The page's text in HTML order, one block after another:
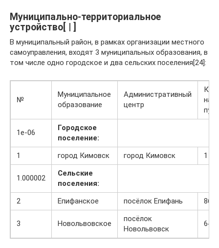
Муниципально-территориальное
устройство[ | ]
В муниципальный район, в рамках организации местного
самоуправления, входят 3 муниципальных образования, в
том числе одно городское и два сельских поселения[24]:
№
Муниципальное
образование
Административный
центр
1e-06
Городское
поселение:
1
город Кимовск город Кимовск 1
1.000002
Сельские
поселения:
2
Епифанское посёлок Епифань 86
3 Новольвовское
посёлок
Новольвовск
64